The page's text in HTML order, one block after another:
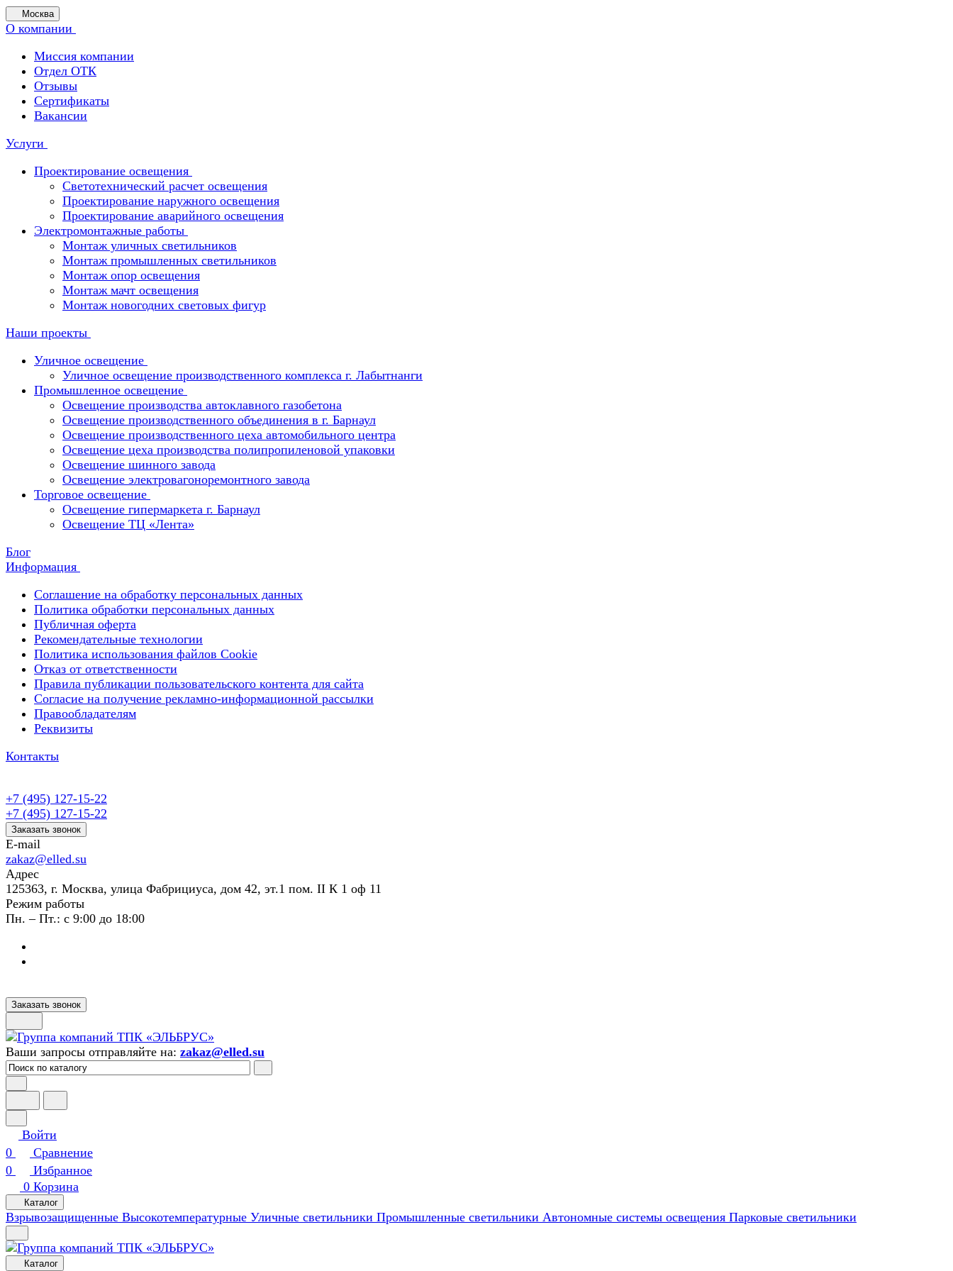
Москва
О компании
Миссия компании
Отдел ОТК
Отзывы
Сертификаты
Вакансии
Услуги
Проектирование освещения
Светотехнический расчет освещения
Проектирование наружного освещения
Проектирование аварийного освещения
Электромонтажные работы
Монтаж уличных светильников
Монтаж промышленных светильников
Монтаж опор освещения
Монтаж мачт освещения
Монтаж новогодних световых фигур
Наши проекты
Уличное освещение
Уличное освещение производственного комплекса г. Лабытнанги
Промышленное освещение
Освещение производства автоклавного газобетона
Освещение производственного объединения в г. Барнаул
Освещение производственного цеха автомобильного центра
Освещение цеха производства полипропиленовой упаковки
Освещение шинного завода
Освещение электровагоноремонтного завода
Торговое освещение
Освещение гипермаркета г. Барнаул
Освещение ТЦ «Лента»
Блог
Информация
Соглашение на обработку персональных данных
Политика обработки персональных данных
Публичная оферта
Рекомендательные технологии
Политика использования файлов Cookie
Отказ от ответственности
Правила публикации пользовательского контента для сайта
Согласие на получение рекламно-информационной рассылки
Правообладателям
Реквизиты
Контакты
+7 (495) 127-15-22
+7 (495) 127-15-22
Заказать звонок
E-mail
zakaz@elled.su
Адрес
125363, г. Москва, улица Фабрициуса, дом 42, эт.1 пом. II К 1 оф 11
Режим работы
Пн. – Пт.: с 9:00 до 18:00
Заказать звонок
Ваши запросы отправляйте на: zakaz@elled.su
Войти
0
Сравнение
0
Избранное
0 Корзина
Каталог
Взрывозащищенные Высокотемпературные Уличные светильники Промышленные светильники Автономные системы освещения Парковые светильники
Каталог